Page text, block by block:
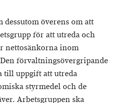
överens om att
för att utreda och
nettosänkorna inom
förvaltningsövergripande
till uppgift att utreda
styrmedel och de
Arbetsgruppen ska